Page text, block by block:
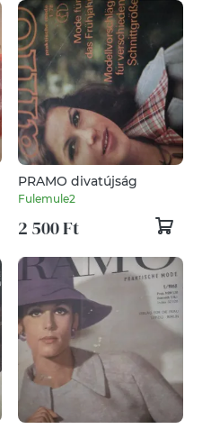
PRAMO divatújság
Fulemule2
2 500 Ft